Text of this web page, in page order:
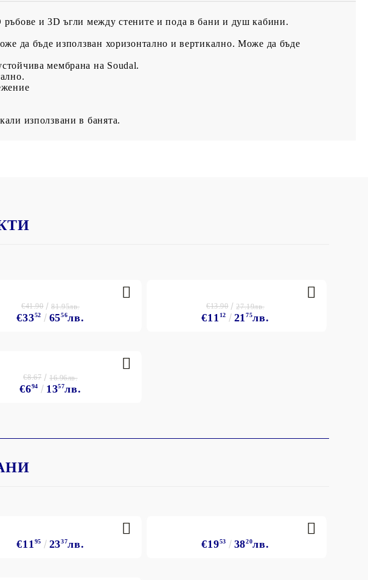
и 3D ъгли между стените и пода в бани и душ кабини.
да бъде използван хоризонтално и вертикално. Може да бъде
мембрана на Soudal.
използвани в банята.
€3352 6556лв.
€41.90 81.95лв.
€11 12 2175лв.
€13.90 27.19лв.
€694 1357лв.
€8.67 16.96лв.
€11 95 2337лв. €1953 3820лв.